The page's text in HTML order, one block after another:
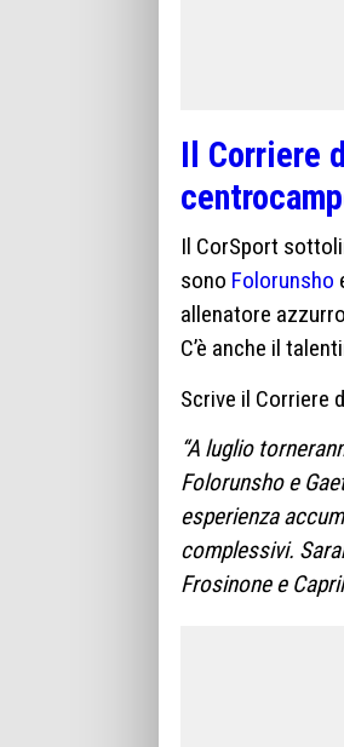
Il Corriere
Il CorSport
sono Folorunsho
allenatore
C’è anche il
Scrive il Corriere
“A luglio
Folorunsho e
esperienza
complessivi.
Frosinone e